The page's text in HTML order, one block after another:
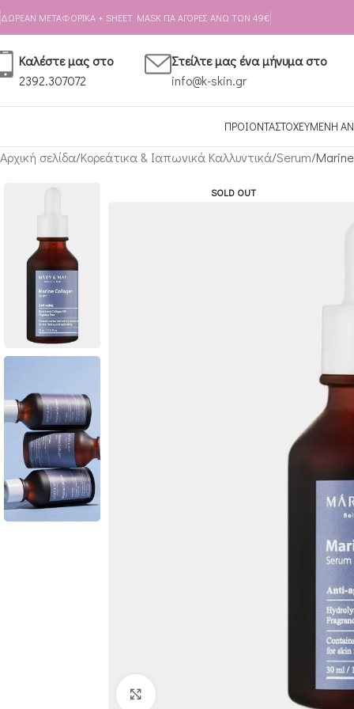
Skip to navigation
Skip to main content
ΔΩΡΕΑΝ ΜΕΤΑΦΟΡΙΚΑ + SHEET MASK ΓΙΑ ΑΓΟΡΕΣ ΑΝΩ ΤΩΝ 49€
Καλέστε μας στο
2392.307072
Στείλτε μας ένα μήνυμα στο
info@k-skin.gr
ΠΡΟΙΟΝΤΑΣΤΟΧΕΥΜΕΝΗ
Αρχική σελίδα Κορεάτικα & Ιαπωνικά Καλλυντικά Serum
SOLD OUT